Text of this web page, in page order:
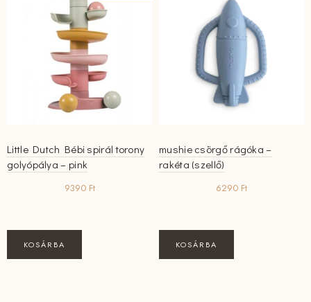
Little Dutch Bébi spirál torony
golyópálya – pink
9390 Ft
KOSÁRBA
mushie csörgő rágóka –
rakéta (szellő)
6290 Ft
KOSÁRBA